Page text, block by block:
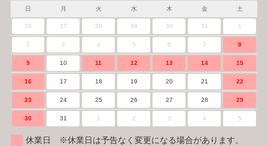
日 月 火 水 木 金 土
26 27 28 29 30 31 1
2 3 4 5 6 7 8
9 10 11 12 13 14 15
16 17 18 19 20 21 22
23 24 25 26 27 28 29
30 31 1 2 3 4 5
休業日 ※休業日は予告なく変更になる場合があります。